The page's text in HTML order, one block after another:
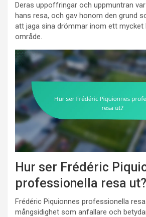
Deras uppoffringar och uppmuntran
hans resa, och gav honom den grund
att jaga sina drömmar inom ett
område.
Hur ser Frédéric
professionella resa ut?
Frédéric Piquionnes professionella
mångsidighet som anfallare och